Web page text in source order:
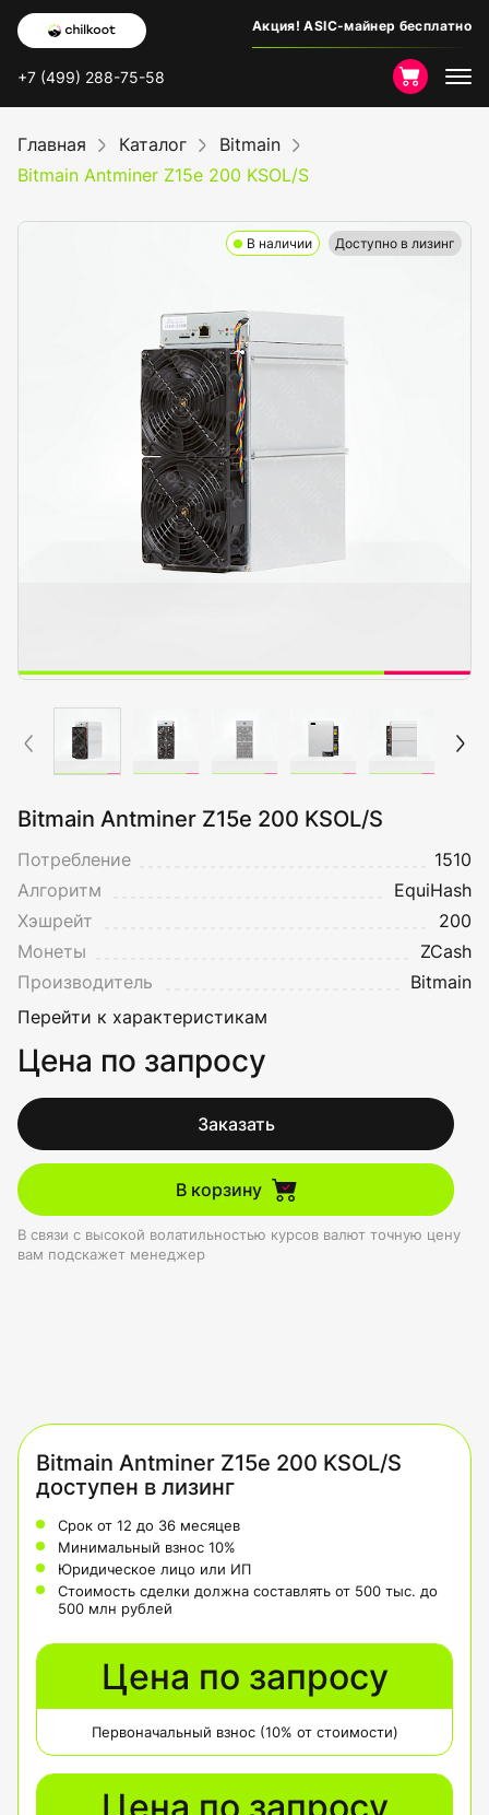
Акция! ASIC-майнер бесплатно
+7 (499) 288-75-58
Главная Каталог
Bitmain
Bitmain Antminer Z15e 200 KSOL/S
В наличии Доступно в лизинг
Bitmain Antminer Z15e 200 KSOL/S
Потребление
1510
Алгоритм
EquiHash
Хэшрейт
200
Монеты
ZCash
Производитель
Bitmain
Перейти к характеристикам
Цена по запросу
Заказать
В корзину
В связи с высокой волатильностью курсов валют точную цену
вам подскажет менеджер
Bitmain Antminer Z15e 200 KSOL/S
доступен в лизинг
Срок от 12 до 36 месяцев
Минимальный взнос 10%
Юридическое лицо или ИП
Стоимость сделки должна составлять от 500 тыс. до
500 млн рублей
Цена по запросу
Первоначальный взнос (10% от стоимости)